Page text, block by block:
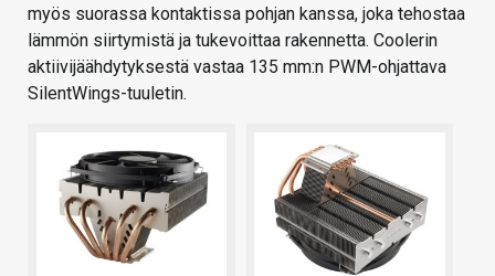
myös suorassa kontaktissa pohjan kanssa, joka tehostaa
lämmön siirtymistä ja tukevoittaa rakennetta. Coolerin
aktiivijäähdytyksestä vastaa 135 mm:n PWM-ohjattava
SilentWings-tuuletin.